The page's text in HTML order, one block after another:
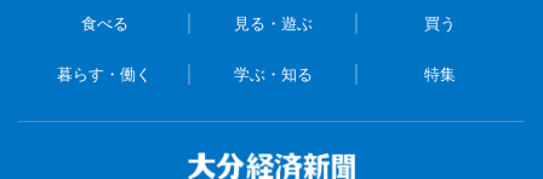
食べる 見る・遊ぶ 買う
暮らす・働く 学ぶ・知る 特集